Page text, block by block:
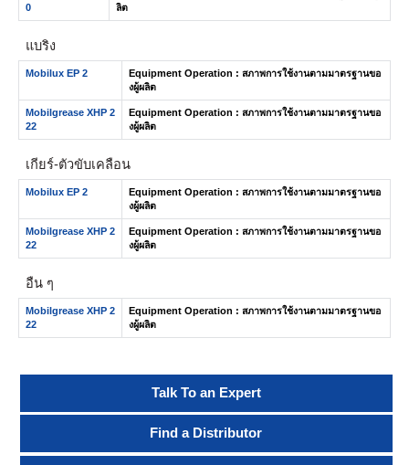
0
ลิต
แบริ่ง
Mobilux EP 2
Equipment Operation : สภาพการใช้งานตามมาตรฐานขอ
งผู้ผลิต
Mobilgrease XHP 2
22
Equipment Operation : สภาพการใช้งานตามมาตรฐานขอ
งผู้ผลิต
เกียร์-ตัวขับเคลื่อน
Mobilux EP 2
Equipment Operation : สภาพการใช้งานตามมาตรฐานขอ
งผู้ผลิต
Mobilgrease XHP 2
22
Equipment Operation : สภาพการใช้งานตามมาตรฐานขอ
งผู้ผลิต
อื่น ๆ
Mobilgrease XHP 2
22
Equipment Operation : สภาพการใช้งานตามมาตรฐานขอ
งผู้ผลิต
Talk To an Expert
Find a Distributor